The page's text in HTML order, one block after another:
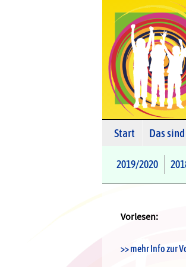
Start Das
2019/2020
Vorlesen:
>> mehr Info zur